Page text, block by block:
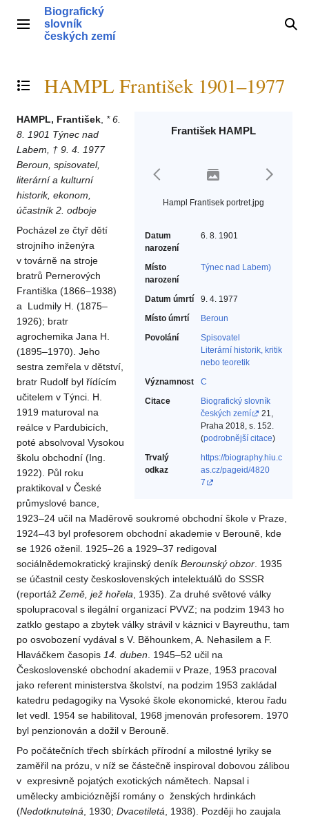
obsahHlavní menu
Biografický
slovník
českých zemí
Přepnout obsah
HAMPL František 1901–1977
František HAMPL
Hampl Frantisek portret.jpg
Datum
narození
6. 8. 1901
Místo
narození
Týnec nad Labem)
Datum úmrtí
9. 4. 1977
Místo úmrtí
Beroun
Povolání
Spisovatel‎
Literární historik, kritik
nebo teoretik‎
Významnost
C
Citace
Biografický slovník
českých zemí
21,
Praha 2018, s. 152.
(podrobnější citace)
Trvalý
odkaz
https://biography.hiu.c
as.cz/pageid/4820
7
HAMPL, František * 6.
8. 1901 Týnec nad
Labem, † 9. 4. 1977
Beroun, spisovatel,
literární a kulturní
historik, ekonom,
účastník 2. odboje
Pocházel ze čtyř dětí
strojního inženýra
v továrně na stroje
bratrů Pernerových
Františka (1866–1938)
a Ludmily H. (1875–
1926); bratr
agrochemika Jana H.
(1895–1970). Jeho
sestra zemřela v dětství,
bratr Rudolf byl řídícím
učitelem v Týnci. H.
1919 maturoval na
reálce v Pardubicích,
poté absolvoval Vysokou
školu obchodní (Ing.
1922). Půl roku
praktikoval v České
průmyslové bance,
1923–24 učil na Maděrově soukromé obchodní škole v Praze,
1924–43 byl profesorem obchodní akademie v Berouně, kde
se 1926 oženil. 1925–26 a 1929–37 redigoval
sociálnědemokratický krajinský deník Berounský obzor . 1935
se účastnil cesty československých intelektuálů do SSSR
(reportáž Země, jež hořela , 1935). Za druhé světové války
spolupracoval s ilegální organizací PVVZ; na podzim 1943 ho
zatklo gestapo a zbytek války strávil v káznici v Bayreuthu, tam
po osvobození vydával s V. Běhounkem, A. Nehasilem a F.
Hlaváčkem časopis 14. duben . 1945–52 učil na
Československé obchodní akademii v Praze, 1953 pracoval
jako referent ministerstva školství, na podzim 1953 zakládal
katedru pedagogiky na Vysoké škole ekonomické, kterou řadu
let vedl. 1954 se habilitoval, 1968 jmenován profesorem. 1970
byl penzionován a dožil v Berouně.
Po počátečních třech sbírkách přírodní a milostné lyriky se
zaměřil na prózu, v níž se částečně inspiroval dobovou zálibou
v expresivně pojatých exotických námětech. Napsal i
umělecky ambicióznější romány o ženských hrdinkách
(Nedotknutelná , 1930; Dvacetiletá , 1938). Později ho zaujala